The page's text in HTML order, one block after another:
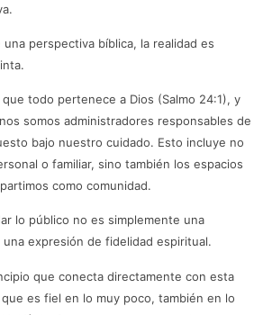
perspectiva bíblica, la realidad es
todo pertenece a Dios (Salmo 24:1), y
somos administradores responsables de
bajo nuestro cuidado. Esto incluye no
o familiar, sino también los espacios
como comunidad.
lo público no es simplemente una
una expresión de fidelidad espiritual.
que conecta directamente con esta
que es fiel en lo muy poco, también en lo